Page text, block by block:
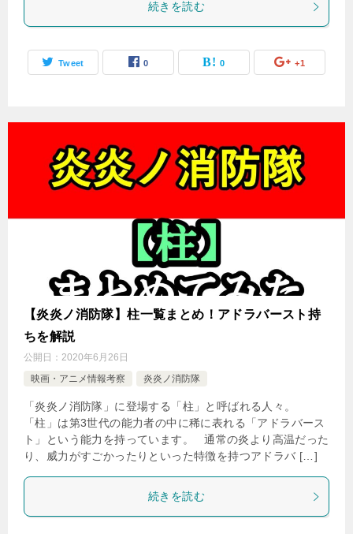
続きを読む
Tweet 0 0 +1
【炎炎ノ消防隊】柱一覧まとめ！アドラバースト持
ちを解説
公開日： 2020年6月26日
映画・アニメ情報考察
炎炎ノ消防隊
「炎炎ノ消防隊」に登場する「柱」と呼ばれる人々。
「柱」は第3世代の能力者の中に稀に表れる「アドラバース
ト」という能力を持っています。 通常の炎より高温だった
り、威力がすごかったりといった特徴を持つアドラバ […]
続きを読む